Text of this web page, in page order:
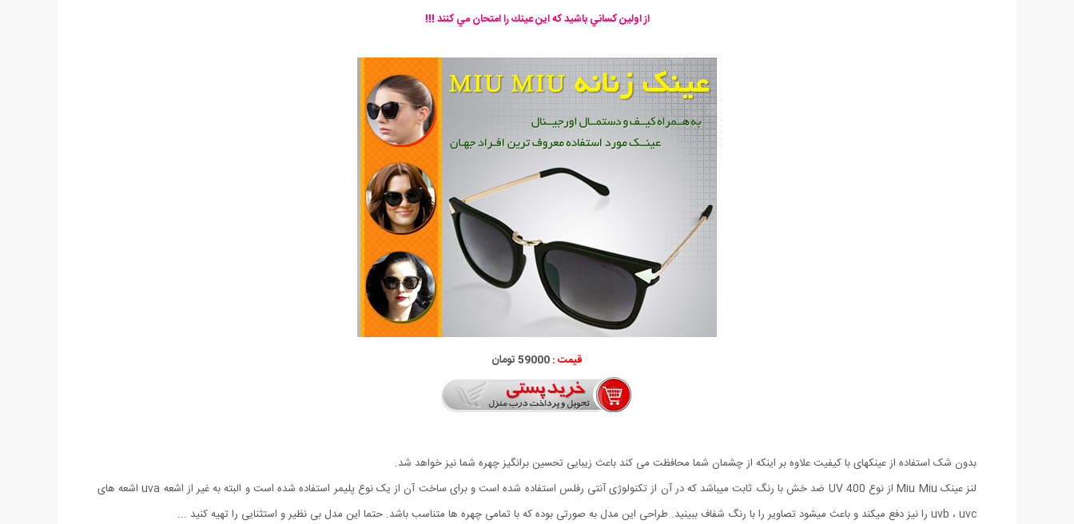
از اولين كساني باشيد كه اين عينك را امتحان مي كنند !!!
قیمت :59000 تومان
بدون شک استفاده از عینکهای با کیفیت علاوه بر اینکه از چشمان شما محافظت می کند باعث زیبایی تحسین برانگیز چهره شما نیز خواهد شد.
لنز عینک Miu Miu از نوع UV 400 ضد خش با رنگ ثابت میباشد که در آن از تکنولوژی آنتی رفلس استفاده شده است و برای ساخت آن از یک نوع پلیمر استفاده شده است و البته به غیر از اشعه uva اشعه های
uvb ، uvc را نیز دفع میکند و باعث میشود تصاویر را با رنگ شفاف ببینید. طراحی این مدل به صورتی بوده که با تمامی چهره ها متناسب باشد. حتما این مدل بی نظیر و استثنایی را تهیه کنید ...